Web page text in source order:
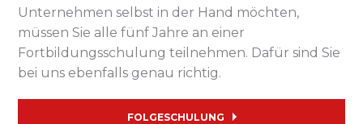
Unternehmen selbst in der Hand möchten,
müssen Sie alle fünf Jahre an einer
Fortbildungsschulung teilnehmen. Dafür sind Sie
bei uns ebenfalls genau richtig.
FOLGESCHULUNG